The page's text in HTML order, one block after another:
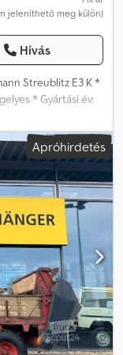
jeleníthető meg külön)
Hívás
Streublitz E3 K *
* Gyártási év:
Teljes méret: 4800
mm x 1600 mm x
* 2 soros
oldalfalak fából
FIGYELEM!!!!!
köztes értékesítésre,
Határozottan
hogy a vevő
és az
egyeztetett
Az ábrák
A feltüntetett
és gépelési
tájékoztató
CSERE ÉS
Apróhirdetés